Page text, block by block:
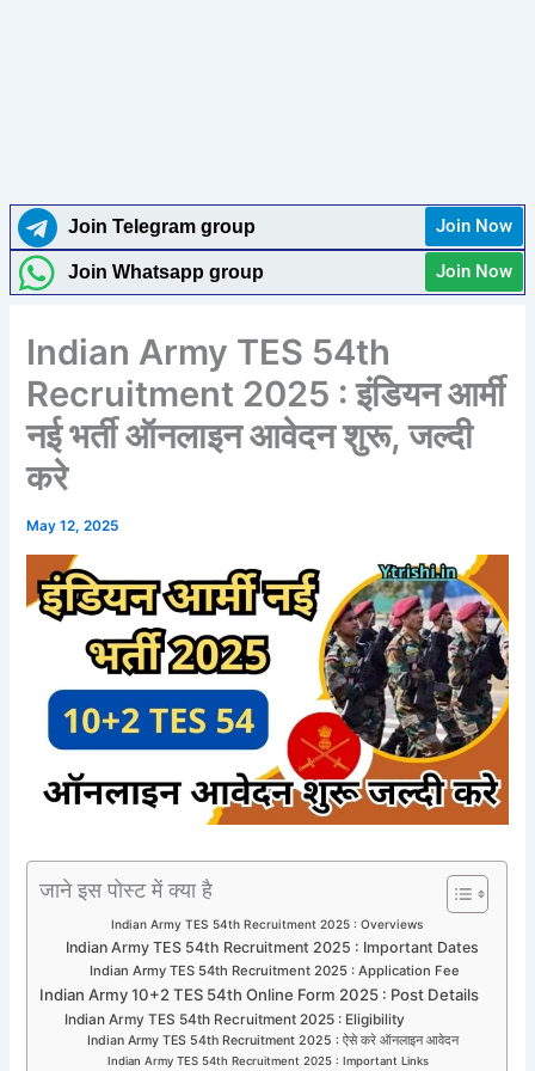
Join Telegram group Join Now
Join Whatsapp group Join Now
Indian Army TES 54th
Recruitment 2025 : इंडियन आर्मी
नई भर्ती ऑनलाइन आवेदन शुरू, जल्दी
करे
May 12, 2025
जाने इस पोस्ट में क्या है
Indian Army TES 54th Recruitment 2025 : Overviews
Indian Army TES 54th Recruitment 2025 : Important Dates
Indian Army TES 54th Recruitment 2025 : Application Fee
Indian Army 10+2 TES 54th Online Form 2025 : Post Details
Indian Army TES 54th Recruitment 2025 : Eligibility
Indian Army TES 54th Recruitment 2025 : ऐसे करे ऑनलाइन आवेदन
Indian Army TES 54th Recruitment 2025 : Important Links